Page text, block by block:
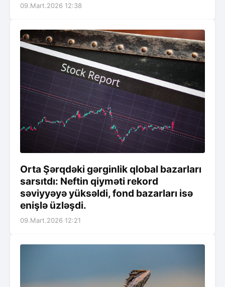
09.Mart.2026 12:38
Orta Şərqdəki gərginlik qlobal bazarları
sarsıtdı: Neftin qiyməti rekord
səviyyəyə yüksəldi, fond bazarları isə
enişlə üzləşdi.
09.Mart.2026 12:21